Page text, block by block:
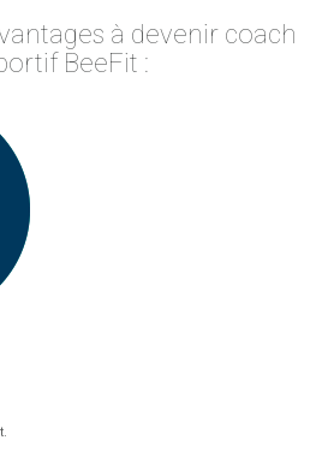
à devenir coach
BeeFit :